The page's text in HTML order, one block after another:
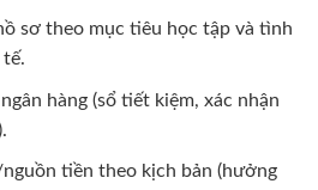
sơ theo mục tiêu học tập và tình
hàng (sổ tiết kiệm, xác nhận
tiền theo kịch bản (hưởng